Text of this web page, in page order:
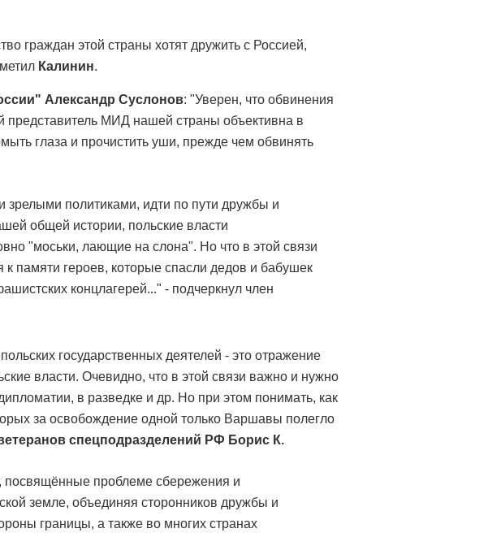
граждан этой страны хотят дружить с Россией,
Калинин.
Александр Суслонов: "Уверен, что обвинения
МИД нашей страны объективна в
глаза и прочистить уши, прежде чем обвинять
зрелыми политиками, идти по пути дружбы и
общей истории, польские власти
"моськи, лающие на слона". Но что в этой связи
к памяти героев, которые спасли дедов и бабушек
концлагерей..." - подчеркнул член
государственных деятелей - это отражение
власти. Очевидно, что в этой связи важно и нужно
в разведке и др. Но при этом понимать, как
за освобождение одной только Варшавы полегло
спецподразделений РФ Борис К.
посвящённые проблеме сбережения и
земле, объединяя сторонников дружбы и
границы, а также во многих странах